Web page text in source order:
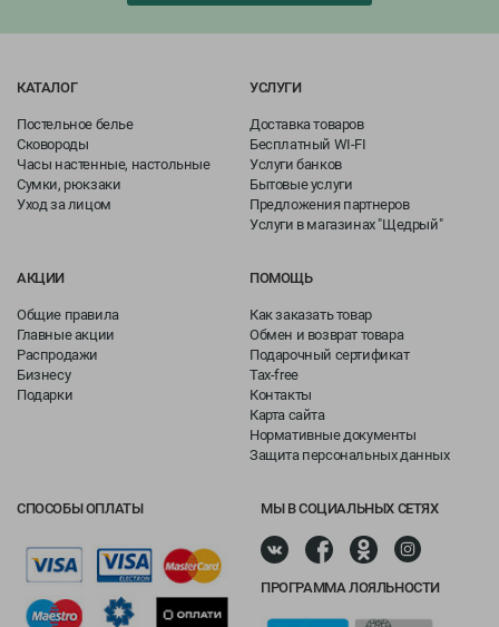
КАТАЛОГ
Постельное белье
Сковороды
Часы настенные, настольные
Сумки, рюкзаки
Уход за лицом
УСЛУГИ
Доставка товаров
Бесплатный WI-FI
Услуги банков
Бытовые услуги
Предложения партнеров
Услуги в магазинах "Щедрый"
АКЦИИ
Общие правила
Главные акции
Распродажи
Бизнесу
Подарки
ПОМОЩЬ
Как заказать товар
Обмен и возврат товара
Подарочный сертификат
Tax-free
Контакты
Карта сайта
Нормативные документы
Защита персональных данных
СПОСОБЫ ОПЛАТЫ МЫ В СОЦИАЛЬНЫХ СЕТЯХ
ПРОГРАММА ЛОЯЛЬНОСТИ